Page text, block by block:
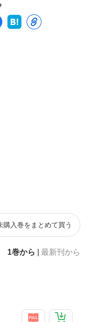
購入巻をまとめて買う
1巻から 最新刊から